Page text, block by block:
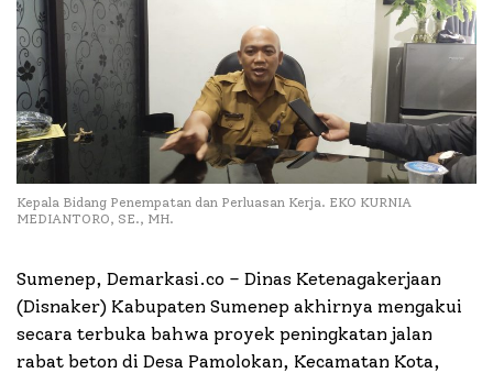
Kepala Bidang Penempatan dan Perluasan Kerja. EKO KURNIA
MEDIANTORO, SE., MH.
Sumenep, Demarkasi.co – Dinas Ketenagakerjaan
(Disnaker) Kabupaten Sumenep akhirnya mengakui
secara terbuka bahwa proyek peningkatan jalan
rabat beton di Desa Pamolokan, Kecamatan Kota,